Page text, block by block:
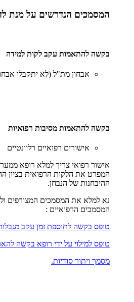
המסמכים הנדרשים על מנת
בקשה להתאמות עקב לקות למידה
אבחון מת"ל (לא יתקבלו
בקשה להתאמות מסיבות רפואיות
אישורים רפואיים רלוונטיים
אישור רפואי צריך למלא רופא
המפרט את הלקות הרפואית בציון
ההיבחנות של הנבחן.
נא למלא את המסמכים המצורפים
המסמכים הרפואיים :
טופס בקשה לתוספת זמן עקב
טופס למילוי על ידי רופא בקשה
מסמך ויתור סודיות.